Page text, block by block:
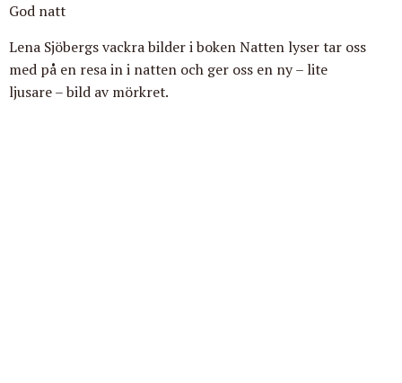
God natt
Lena Sjöbergs vackra bilder i bokenNatten lysertar oss
med på en resa in i natten och ger oss en ny – lite
ljusare –bild av mörkret.